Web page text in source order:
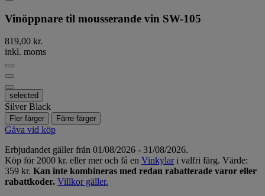
Vinöppnare til mousserande vin SW-105
819,00 kr.
inkl. moms
selected
Silver Black
Fler färger Färre färger
Gåva vid köp
Erbjudandet gäller från 01/08/2026 - 31/08/2026.
Köp för 2000 kr. eller mer och få en Vinkylari valfri färg. Värde:
359 kr. Kan inte kombineras med redan rabatterade varor eller
rabattkoder. Villkor gäller.